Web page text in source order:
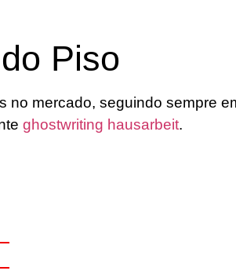
Piso
no mercado, seguindo sempre
ghostwriting hausarbeit.